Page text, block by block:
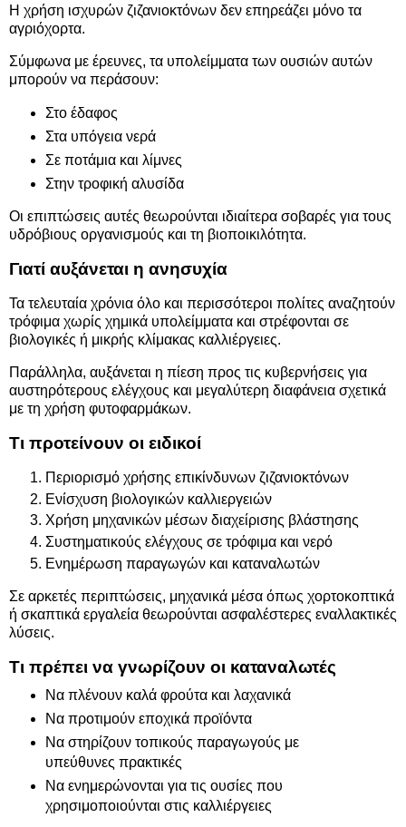
Η χρήση ισχυρών ζιζανιοκτόνων δεν επηρεάζει μόνο τα
αγριόχορτα.
Σύμφωνα με έρευνες, τα υπολείμματα των ουσιών αυτών
μπορούν να περάσουν:
Στο έδαφος
Στα υπόγεια νερά
Σε ποτάμια και λίμνες
Στην τροφική αλυσίδα
Οι επιπτώσεις αυτές θεωρούνται ιδιαίτερα σοβαρές για τους
υδρόβιους οργανισμούς και τη βιοποικιλότητα.
Γιατί αυξάνεται η ανησυχία
Τα τελευταία χρόνια όλο και περισσότεροι πολίτες αναζητούν
τρόφιμα χωρίς χημικά υπολείμματα και στρέφονται σε
βιολογικές ή μικρής κλίμακας καλλιέργειες.
Παράλληλα, αυξάνεται η πίεση προς τις κυβερνήσεις για
αυστηρότερους ελέγχους και μεγαλύτερη διαφάνεια σχετικά
με τη χρήση φυτοφαρμάκων.
Τι προτείνουν οι ειδικοί
Περιορισμό χρήσης επικίνδυνων ζιζανιοκτόνων
Ενίσχυση βιολογικών καλλιεργειών
Χρήση μηχανικών μέσων διαχείρισης βλάστησης
Συστηματικούς ελέγχους σε τρόφιμα και νερό
Ενημέρωση παραγωγών και καταναλωτών
Σε αρκετές περιπτώσεις, μηχανικά μέσα όπως χορτοκοπτικά
ή σκαπτικά εργαλεία θεωρούνται ασφαλέστερες εναλλακτικές
λύσεις.
Τι πρέπει να γνωρίζουν οι καταναλωτές
Να πλένουν καλά φρούτα και λαχανικά
Να προτιμούν εποχικά προϊόντα
Να στηρίζουν τοπικούς παραγωγούς με
υπεύθυνες πρακτικές
Να ενημερώνονται για τις ουσίες που
χρησιμοποιούνται στις καλλιέργειες